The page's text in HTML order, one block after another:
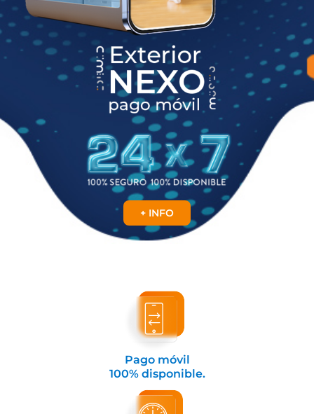
+ INFO
Pago móvil
100% disponible.